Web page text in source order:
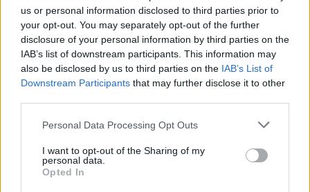
us or personal information disclosed to third parties prior to
your opt-out. You may separately opt-out of the further
disclosure of your personal information by third parties on the
IAB’s list of downstream participants. This information may
also be disclosed by us to third parties on the IAB’s List of
Downstream Participants that may further disclose it to other
Personal Data Processing Opt Outs
I want to opt-out of the Sharing of my
personal data.
Opted In
Le gamme di pneumatici invernali Vredestein Wintrac e Wintrac
Pro, spesso annoverate tra le migliori nella loro categoria, offrono
prestazioni adeguate in tutte le diverse condizioni atmosferiche e
livelli di manovrabilità e potenza frenante eccezionali su neve e
ghiaccio. Progettati e prodotti in Europa, questi pneumatici
presentano mescole e battistrada avanzati che garantiscono una
Condividi questo articolo: